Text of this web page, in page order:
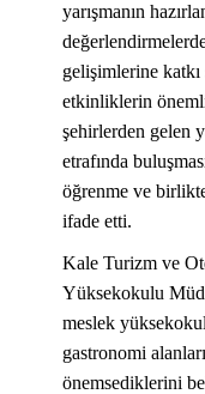
yarışmanın
gelişimlerine
etkinliklerin
şehirlerden gelen
etrafında
öğrenme ve
ifade etti.
Kale Turizm ve
Yüksekokulu
meslek
gastronomi
önemsediklerini